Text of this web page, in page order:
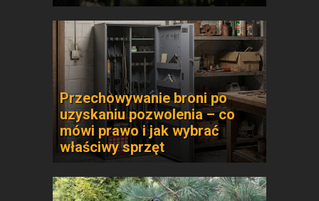
Przechowywanie broni po
uzyskaniu pozwolenia – co
mówi prawo i jak wybrać
właściwy sprzęt